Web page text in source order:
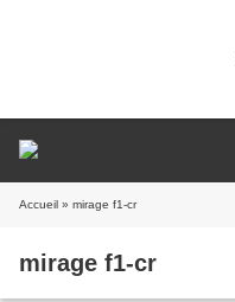
Accueil » mirage f1-cr
mirage f1-cr